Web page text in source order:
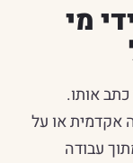
מי
אותו.
אקדמית או על
עבודה